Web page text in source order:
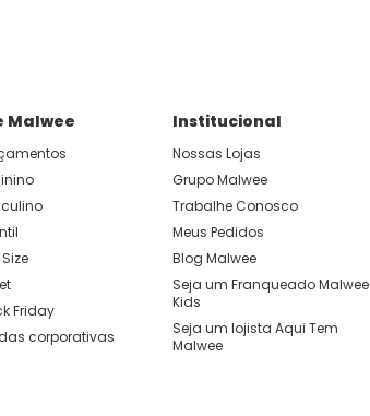
Malwee
Friday
corporativas
Institucional
Nossas Lojas
Grupo Malwee
Trabalhe Conosco
Meus Pedidos
Blog Malwee
Seja um Franqueado Malwee
Kids
Seja um lojista Aqui Tem
Malwee